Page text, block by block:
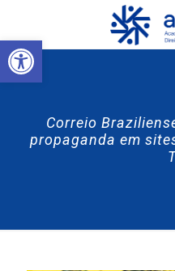
Abrir a barra de ferramentas
Correio
propaganda em